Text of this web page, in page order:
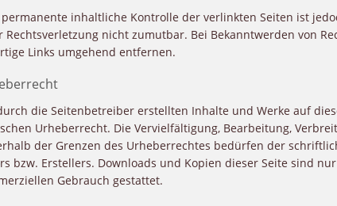
permanente inhaltliche Kontrolle der verlinkten Seiten ist
Rechtsverletzung nicht zumutbar. Bei Bekanntwerden von
Links umgehend entfernen.
die Seitenbetreiber erstellten Inhalte und Werke auf
Urheberrecht. Die Vervielfältigung, Bearbeitung,
der Grenzen des Urheberrechtes bedürfen der
bzw. Erstellers. Downloads und Kopien dieser Seite sind
Gebrauch gestattet.